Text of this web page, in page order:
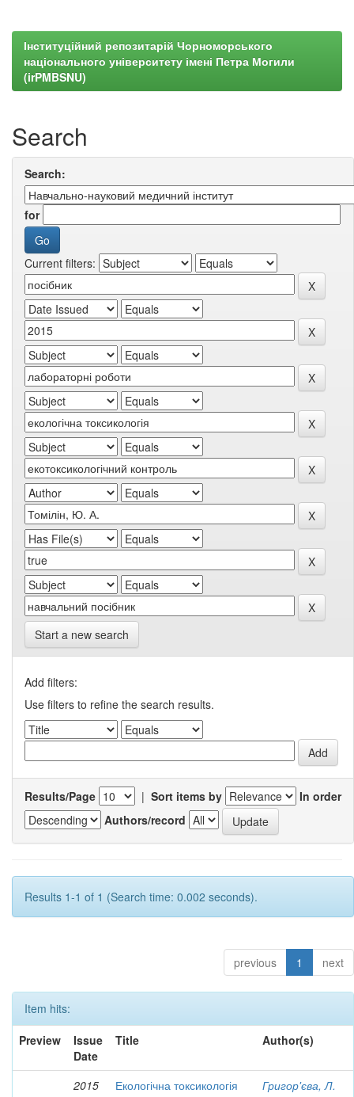
Інституційний репозитарій Чорноморського
національного університету імені Петра Могили
(irPMBSNU)
Search
Search:
for
Current filters:
Start a new search
Add filters:
Use filters to refine the search results.
Results/Page | Sort items by
In order
Authors/record
Results 1-1 of 1 (Search time: 0.002 seconds).
previous 1 next
Item hits:
Preview
Issue
Date
Title Author(s)
2015
Екологічна токсикологія
Григор'єва, Л.